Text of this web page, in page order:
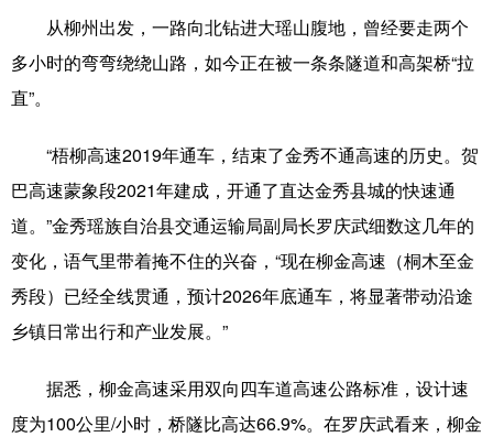
会展 彩票 娱乐 时尚
地方频道
北京 天津 河北 山西
辽宁 吉林 上海 江苏
山东 河南 湖北 湖南
从柳州出发，一路向北钻进大瑶山腹地，曾经要走两个
多小时的弯弯绕绕山路，如今正在被一条条隧道和高架桥“拉
直”。
“梧柳高速2019年通车，结束了金秀不通高速的历史。贺
巴高速蒙象段2021年建成，开通了直达金秀县城的快速通
道。”金秀瑶族自治县交通运输局副局长罗庆武细数这几年的
变化，语气里带着掩不住的兴奋，“现在柳金高速（桐木至金
秀段）已经全线贯通，预计2026年底通车，将显著带动沿途
乡镇日常出行和产业发展。”
据悉，柳金高速采用双向四车道高速公路标准，设计速
度为100公里/小时，桥隧比高达66.9%。在罗庆武看来，柳金